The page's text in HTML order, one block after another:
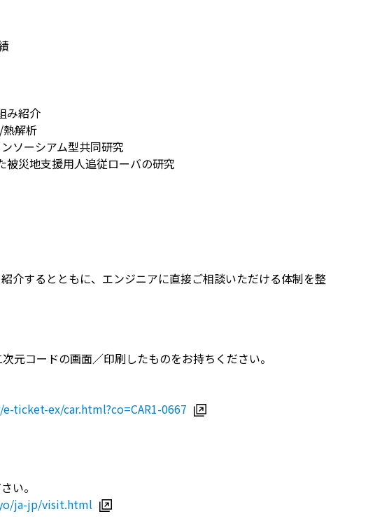
み紹介
熱解析
ソーシアム型共同研究
災地支援用人追従ローバの研究
介するとともに、エンジニアに直接ご相談いただける体制を整
元コードの画面／印刷したものをお持ちください。
ex/car.html?co=CAR1-0667
い。
ja-jp/visit.html